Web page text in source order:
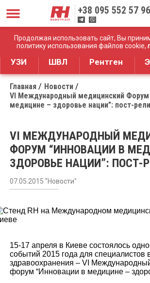
Продолжая использовать сайт, Вы
политику использования файлов cookie,
+38 095 552 57 96
Дистрибуция медицинского
УЗИ ШВЛ Рентген
Главная
Новости
VI Международный медицинский Форум
медицине – здоровье нации”: пост-
VI МЕЖДУНАРОДНЫЙ
ФОРУМ “ИННОВАЦИИ В
ЗДОРОВЬЕ НАЦИИ”: ПОСТ-
07.05.2015 "Новости"
15-17 апреля в Киеве состоялось
событий 2015 года для специалистов
здравоохранения – VI
форум “Инновации в медицине –